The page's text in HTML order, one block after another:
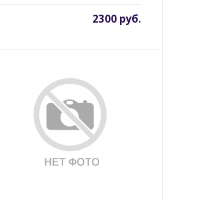
2300 руб.